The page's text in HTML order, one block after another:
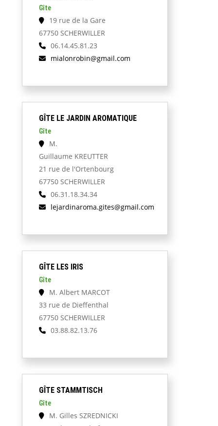
Gîte
19 rue de la Gare
67750 SCHERWILLER
06.14.45.81.23
mialonrobin@gmail.com
GÎTE LE JARDIN AROMATIQUE
Gîte
M.
Guillaume KREUTTER
21 rue de l'Ortenbourg
67750 SCHERWILLER
06.31.18.34.34
lejardinaroma.gites@gmail.com
GÎTE LES IRIS
Gîte
M. Albert MARCOT
33 rue de Dieffenthal
67750 SCHERWILLER
03.88.82.13.76
GÎTE STAMMTISCH
Gîte
M. Gilles SZREDNICKI